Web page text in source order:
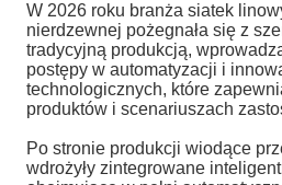
W 2026 roku branża siatek
nierdzewnej pożegnała się z
tradycyjną produkcją,
postępy w automatyzacji i
technologicznych, które
produktów i scenariuszach
Po stronie produkcji wiodące
wdrożyły zintegrowane